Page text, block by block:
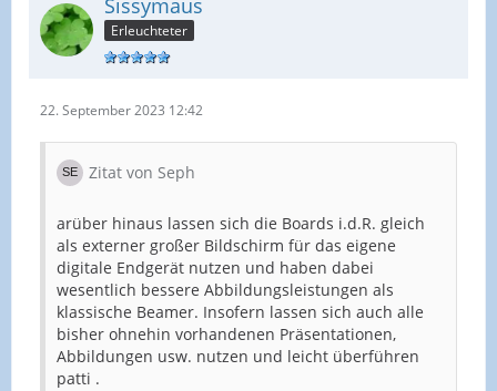
Erleuchteter
22. September 2023 12:42
Zitat von Seph
arüber hinaus lassen sich die Boards i.d.R. gleich
als externer großer Bildschirm für das eigene
digitale Endgerät nutzen und haben dabei
wesentlich bessere Abbildungsleistungen als
klassische Beamer. Insofern lassen sich auch alle
bisher ohnehin vorhandenen Präsentationen,
Abbildungen usw. nutzen und leicht überführen
patti .